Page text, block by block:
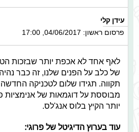
עידן קלי
פרסום ראשון: 04/06/2017, 17:00
לאף אחד לא אכפת יותר שבזכות
של כלב על הפנים שלנו, זה כבר
תקווה. תגידו שלום לטכניקה
מבוססת על דוגמאות של אנימציות
יותר הקיץ בלוס אנג'לס.
עוד בערוץ הדיגיטל של פרוגי: